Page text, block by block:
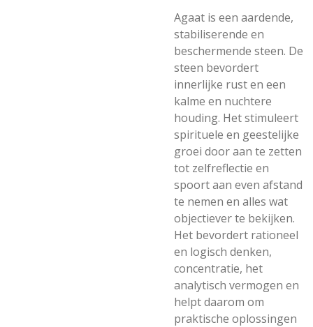
Agaat is een aardende,
stabiliserende en
beschermende steen. De
steen bevordert
innerlijke rust en een
kalme en nuchtere
houding. Het stimuleert
spirituele en geestelijke
groei door aan te zetten
tot zelfreflectie en
spoort aan even afstand
te nemen en alles wat
objectiever te bekijken.
Het bevordert rationeel
en logisch denken,
concentratie, het
analytisch vermogen en
helpt daarom om
praktische oplossingen